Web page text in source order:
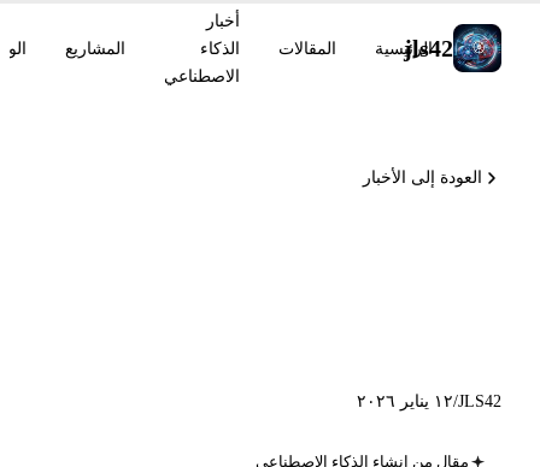
jls42
الرئيسية المقالات
أخبار
الذكاء
الاصطناعي
المشاريع
العودة إلى الأخبار
JLS42
/١٢ يناير ٢٠٢٦
مقال من إنشاء الذكاء الاصطناعي